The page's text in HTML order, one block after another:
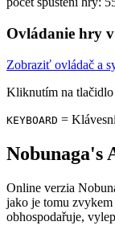
Ovládanie hry
Zobraziť ovládač a
Kliknutím na tlačidlo
KEYBOARD =
Nobunaga's
Online verzia
jako je tomu zvykem
obhospodařuje,